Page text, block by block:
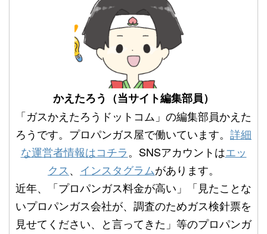
かえたろう（当サイト編集部員）
「ガスかえたろうドットコム」の編集部員かえた
ろうです。プロパンガス屋で働いています。 詳細
な運営者情報はコチラ。SNSアカウントはエッ
クス、 インスタグラムがあります。
近年、「プロパンガス料金が高い」「見たことな
いプロパンガス会社が、調査のためガス検針票を
見せてください、と言ってきた」等のプロパンガ